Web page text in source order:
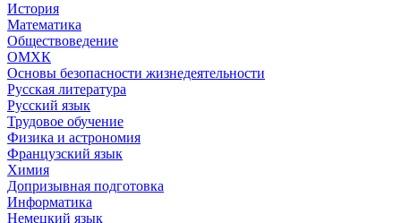
История
Математика
Обществоведение
ОМХК
Основы безопасности жизнедеятельности
Русская литература
Русский язык
Трудовое обучение
Физика и астрономия
Французский язык
Химия
Допризывная подготовка
Информатика
Немецкий язык